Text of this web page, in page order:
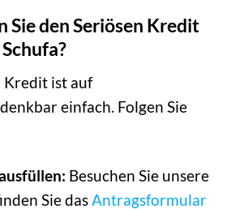
Sie den Seriösen Kredit
Kredit ist auf
einfach. Folgen Sie
Besuchen Sie unsere
Sie das Antragsformular